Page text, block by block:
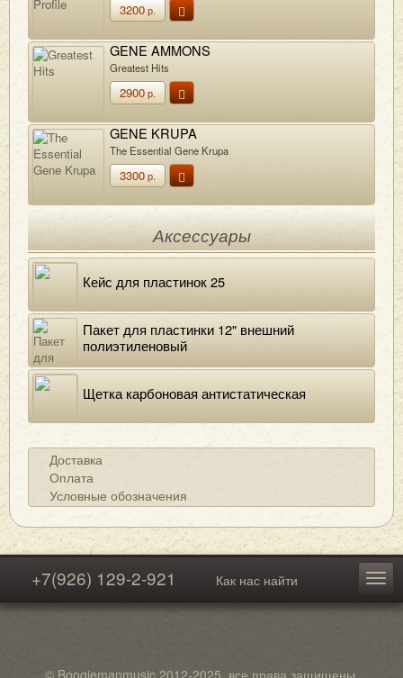
3200р.
GENE AMMONS
Greatest Hits
2900р.
GENE KRUPA
The Essential Gene Krupa
3300р.
Аксессуары
Кейс для пластинок 25
Пакет для пластинки 12" внешний
полиэтиленовый
Щетка карбоновая антистатическая
Доставка
Оплата
Условные обозначения
+7(926) 129-2-921 Как нас найти
© Boogiemanmusic 2012-2025, все права защищены.